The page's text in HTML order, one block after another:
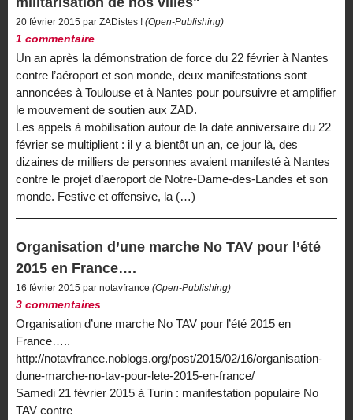
20 février 2015 par ZADistes ! (Open-Publishing)
1 commentaire
Un an après la démonstration de force du 22 février à Nantes
contre l’aéroport et son monde, deux manifestations sont
annoncées à Toulouse et à Nantes pour poursuivre et amplifier
le mouvement de soutien aux ZAD.
Les appels à mobilisation autour de la date anniversaire du 22
février se multiplient : il y a bientôt un an, ce jour là, des
dizaines de milliers de personnes avaient manifesté à Nantes
contre le projet d’aeroport de Notre-Dame-des-Landes et son
monde. Festive et offensive, la (…)
Organisation d’une marche No TAV pour l’été
2015 en France….
16 février 2015 par notavfrance (Open-Publishing)
3 commentaires
Organisation d’une marche No TAV pour l’été 2015 en
France…..
http://notavfrance.noblogs.org/post/2015/02/16/organisation-
dune-marche-no-tav-pour-lete-2015-en-france/
Samedi 21 février 2015 à Turin : manifestation populaire No
TAV contre